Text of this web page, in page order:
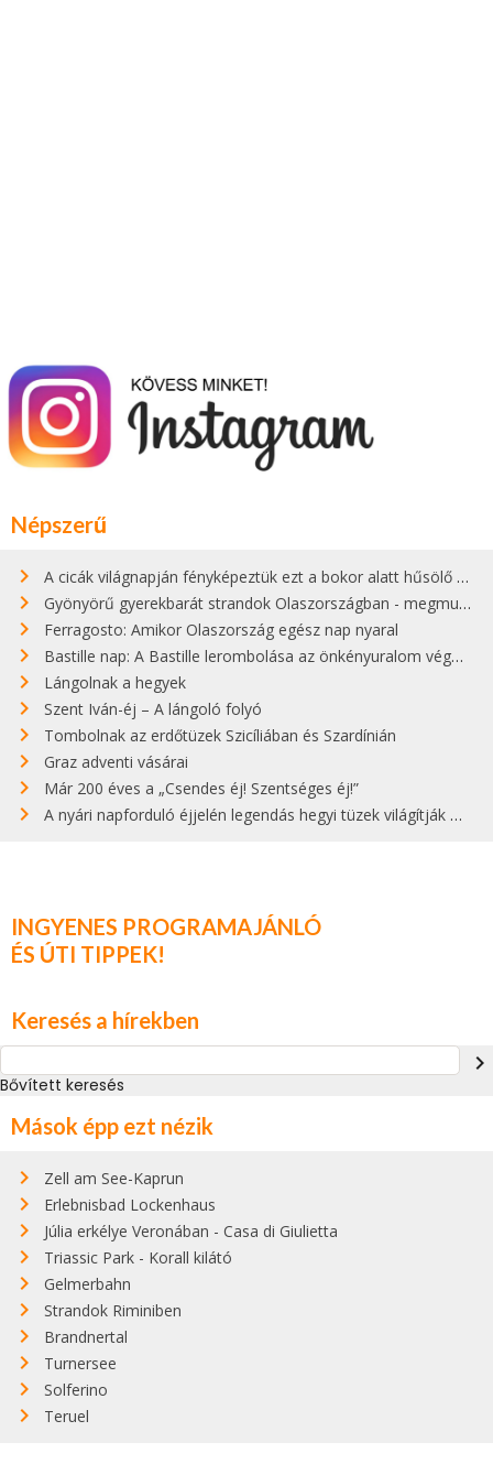
Népszerű
A cicák világnapján fényképeztük ezt a bokor alatt hűsölő cicát Kisorosziban
Gyönyörű gyerekbarát strandok Olaszországban - megmutatjuk a 15 legjobbat
Ferragosto: Amikor Olaszország egész nap nyaral
Bastille nap: A Bastille lerombolása az önkényuralom végét jelentette
Lángolnak a hegyek
Szent Iván-éj – A lángoló folyó
Tombolnak az erdőtüzek Szicíliában és Szardínián
Graz adventi vásárai
Már 200 éves a „Csendes éj! Szentséges éj!”
A nyári napforduló éjjelén legendás hegyi tüzek világítják meg Zugspitzét
INGYENES PROGRAMAJÁNLÓ
ÉS ÚTI TIPPEK!
Keresés a hírekben
navigate_next
Bővített keresés
Mások épp ezt nézik
Zell am See-Kaprun
Erlebnisbad Lockenhaus
Júlia erkélye Veronában - Casa di Giulietta
Triassic Park - Korall kilátó
Gelmerbahn
Strandok Riminiben
Brandnertal
Turnersee
Solferino
Teruel